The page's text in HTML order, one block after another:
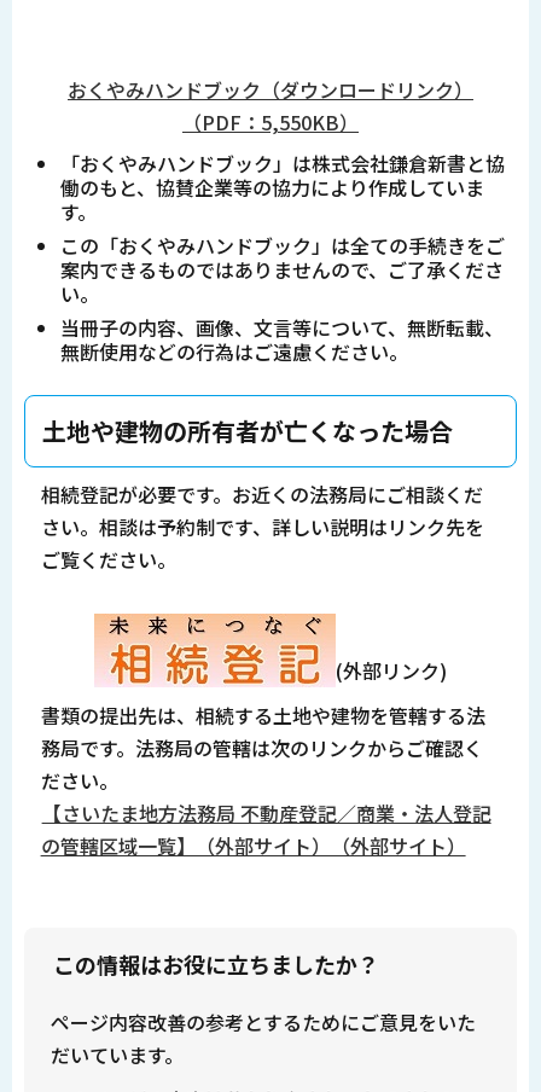
おくやみハンドブック（ダウンロードリンク）
（PDF：5,550KB）
「おくやみハンドブック」は株式会社鎌倉新書と協
働のもと、協賛企業等の協力により作成していま
す。
この「おくやみハンドブック」は全ての手続きをご
案内できるものではありませんので、ご了承くださ
い。
当冊子の内容、画像、文言等について、無断転載、
無断使用などの行為はご遠慮ください。
土地や建物の所有者が亡くなった場合
相続登記が必要です。お近くの法務局にご相談くだ
さい。相談は予約制です、詳しい説明はリンク先を
ご覧ください。
(外部リンク)
書類の提出先は、相続する土地や建物を管轄する法
務局です。法務局の管轄は次のリンクからご確認く
ださい。
【さいたま地方法務局 不動産登記／商業・法人登記
の管轄区域一覧】（外部サイト）（外部サイト）
この情報はお役に立ちましたか？
ページ内容改善の参考とするためにご意見をいた
だいています。